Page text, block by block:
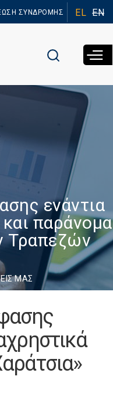
ΣΥΝΔΡΟΜΗΣ EL EN
ενάντια
παράνομα
Τραπεζών
ΜΑΣ